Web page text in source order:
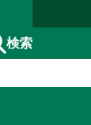
検索